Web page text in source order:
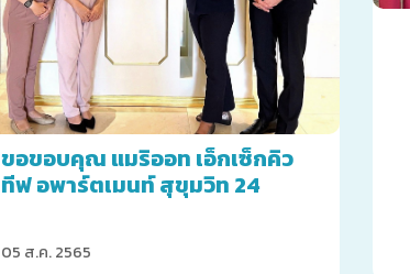
ขอขอบคุณ แมริออท เอ็กเซ็กคิว
ทีฟ อพาร์ตเมนท์ สุขุมวิท 24
05 ส.ค. 2565